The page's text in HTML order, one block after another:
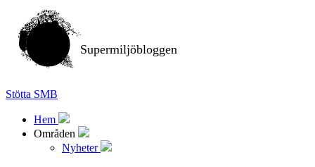
Supermiljöbloggen
Stötta SMB
Hem
Områden
Nyheter